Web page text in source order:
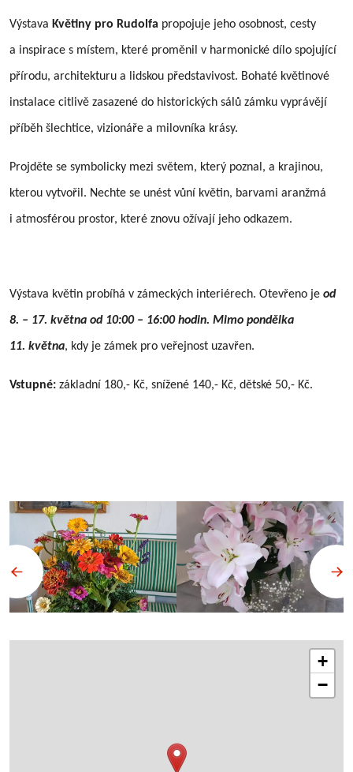
Výstava Květiny pro Rudolfa propojuje jeho osobnost, cesty
a inspirace s místem, které proměnil v harmonické dílo spojující
přírodu, architekturu a lidskou představivost. Bohaté květinové
instalace citlivě zasazené do historických sálů zámku vyprávějí
příběh šlechtice, vizionáře a milovníka krásy.
Projděte se symbolicky mezi světem, který poznal, a krajinou,
kterou vytvořil. Nechte se unést vůní květin, barvami aranžmá
i atmosférou prostor, které znovu ožívají jeho odkazem.
Výstava květin probíhá v zámeckých interiérech. Otevřeno je od
8. – 17. května od 10:00 – 16:00 hodin. Mimo pondělka
11. května, kdy je zámek pro veřejnost uzavřen.
Vstupné: základní 180,- Kč, snížené 140,- Kč, dětské 50,- Kč.
+
−